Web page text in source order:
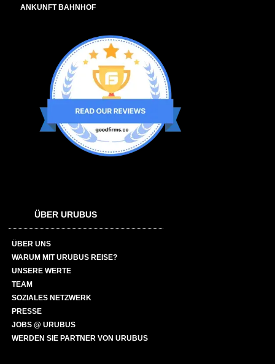
ANKUNFT BAHNHOF
ÜBER URUBUS
ÜBER UNS
WARUM MIT URUBUS REISE?
UNSERE WERTE
TEAM
SOZIALES NETZWERK
PRESSE
JOBS @ URUBUS
WERDEN SIE PARTNER VON URUBUS